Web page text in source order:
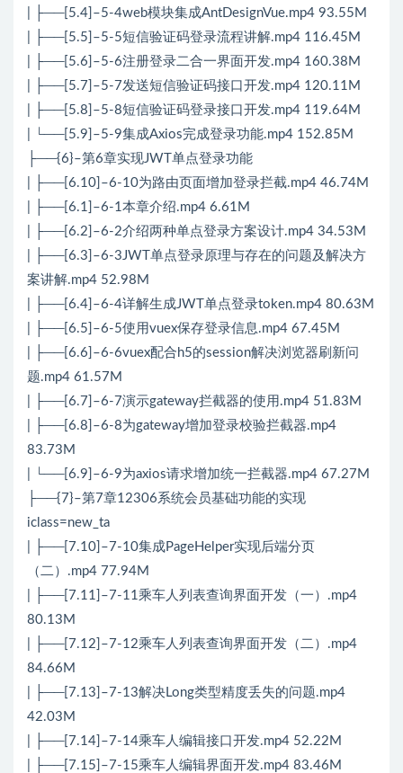
| ├──[5.4]–5-4web模块集成AntDesignVue.mp4 93.55M
| ├──[5.5]–5-5短信验证码登录流程讲解.mp4 116.45M
| ├──[5.6]–5-6注册登录二合一界面开发.mp4 160.38M
| ├──[5.7]–5-7发送短信验证码接口开发.mp4 120.11M
| ├──[5.8]–5-8短信验证码登录接口开发.mp4 119.64M
| └──[5.9]–5-9集成Axios完成登录功能.mp4 152.85M
├──{6}–第6章实现JWT单点登录功能
| ├──[6.10]–6-10为路由页面增加登录拦截.mp4 46.74M
| ├──[6.1]–6-1本章介绍.mp4 6.61M
| ├──[6.2]–6-2介绍两种单点登录方案设计.mp4 34.53M
| ├──[6.3]–6-3JWT单点登录原理与存在的问题及解决方
案讲解.mp4 52.98M
| ├──[6.4]–6-4详解生成JWT单点登录token.mp4 80.63M
| ├──[6.5]–6-5使用vuex保存登录信息.mp4 67.45M
| ├──[6.6]–6-6vuex配合h5的session解决浏览器刷新问
题.mp4 61.57M
| ├──[6.7]–6-7演示gateway拦截器的使用.mp4 51.83M
| ├──[6.8]–6-8为gateway增加登录校验拦截器.mp4
83.73M
| └──[6.9]–6-9为axios请求增加统一拦截器.mp4 67.27M
├──{7}–第7章12306系统会员基础功能的实现
iclass=new_ta
| ├──[7.10]–7-10集成PageHelper实现后端分页
（二）.mp4 77.94M
| ├──[7.11]–7-11乘车人列表查询界面开发（一）.mp4
80.13M
| ├──[7.12]–7-12乘车人列表查询界面开发（二）.mp4
84.66M
| ├──[7.13]–7-13解决Long类型精度丢失的问题.mp4
42.03M
| ├──[7.14]–7-14乘车人编辑接口开发.mp4 52.22M
| ├──[7.15]–7-15乘车人编辑界面开发.mp4 83.46M